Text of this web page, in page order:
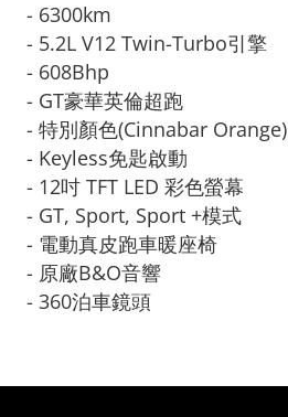
- 6300km
- 5.2L V12 Twin-Turbo引擎
- 608Bhp
- GT豪華英倫超跑
- 特別顏色(Cinnabar Orange)
- Keyless免匙啟動
- 12吋 TFT LED 彩色螢幕
- GT, Sport, Sport +模式
- 電動真皮跑車暖座椅
- 原廠B&O音響
- 360泊車鏡頭